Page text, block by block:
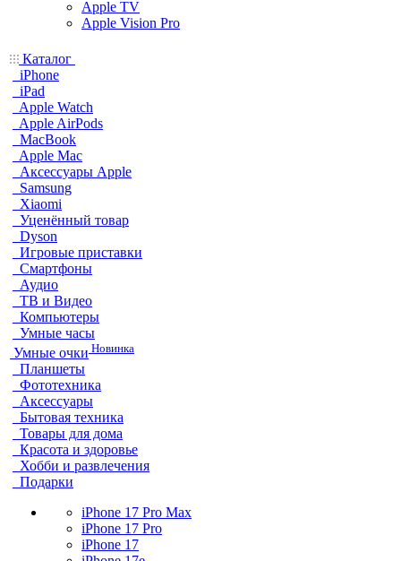
Apple TV
Apple Vision Pro
Каталог
iPhone
iPad
Apple Watch
Apple AirPods
MacBook
Apple Mac
Аксессуары Apple
Samsung
Xiaomi
Уценённый товар
Dyson
Игровые приставки
Смартфоны
Аудио
ТВ и Видео
Компьютеры
Умные часы
Умные очки Новинка
Планшеты
Фототехника
Аксессуары
Бытовая техника
Товары для дома
Красота и здоровье
Хобби и развлечения
Подарки
iPhone 17 Pro Max
iPhone 17 Pro
iPhone 17